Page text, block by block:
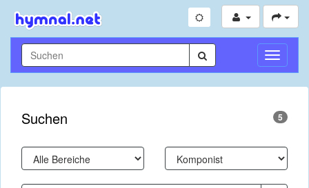
Suchen 5